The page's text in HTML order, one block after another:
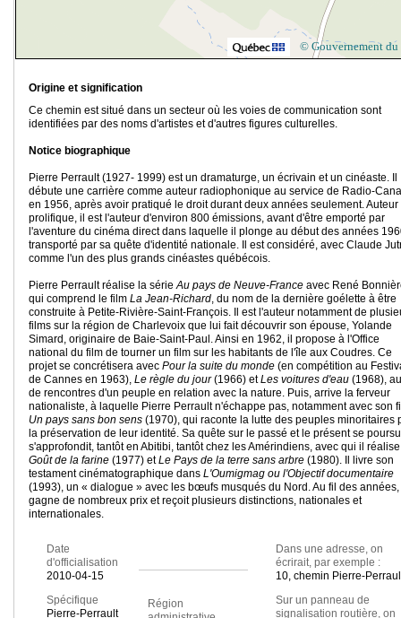
© Gouvernement du
Origine et signification
Ce chemin est situé dans un secteur où les voies de communication sont
identifiées par des noms d'artistes et d'autres figures culturelles.
Notice biographique
Pierre Perrault (1927- 1999) est un dramaturge, un écrivain et un cinéaste. Il
débute une carrière comme auteur radiophonique au service de Radio-
en 1956, après avoir pratiqué le droit durant deux années seulement. Auteur
prolifique, il est l'auteur d'environ 800 émissions, avant d'être emporté par
l'aventure du cinéma direct dans laquelle il plonge au début des années
transporté par sa quête d'identité nationale. Il est considéré, avec Claude
comme l'un des plus grands cinéastes québécois.
Pierre Perrault réalise la sérieAu pays de Neuve-France avec René
qui comprend le film La Jean-Richard, du nom de la dernière goélette à être
construite à Petite-Rivière-Saint-François. Il est l'auteur notamment de
films sur la région de Charlevoix que lui fait découvrir son épouse, Yolande
Simard, originaire de Baie-Saint-Paul. Ainsi en 1962, il propose à l'Office
national du film de tourner un film sur les habitants de l'île aux Coudres. Ce
projet se concrétisera avec Pour la suite du monde (en compétition au
de Cannes en 1963), Le règle du jour(1966) etLes voitures d'eau (1968),
de rencontres d'un peuple en relation avec la nature. Puis, arrive la ferveur
nationaliste, à laquelle Pierre Perrault n'échappe pas, notamment avec son
Un pays sans bon sens (1970), qui raconte la lutte des peuples minoritaires
la préservation de leur identité. Sa quête sur le passé et le présent se
s'approfondit, tantôt en Abitibi, tantôt chez les Amérindiens, avec qui il
Goût de la farine (1977) etLe Pays de la terre sans arbre (1980). Il livre son
testament cinématographique dans L'Oumigmag ou l'Objectif documentaire
(1993), un « dialogue » avec les bœufs musqués du Nord. Au fil des
gagne de nombreux prix et reçoit plusieurs distinctions, nationales et
internationales.
Date
d'officialisation
2010-04-15
Spécifique
Pierre-Perrault
Région
Dans une adresse, on
écrirait, par exemple :
10, chemin Pierre-
Sur un panneau de
signalisation routière, on